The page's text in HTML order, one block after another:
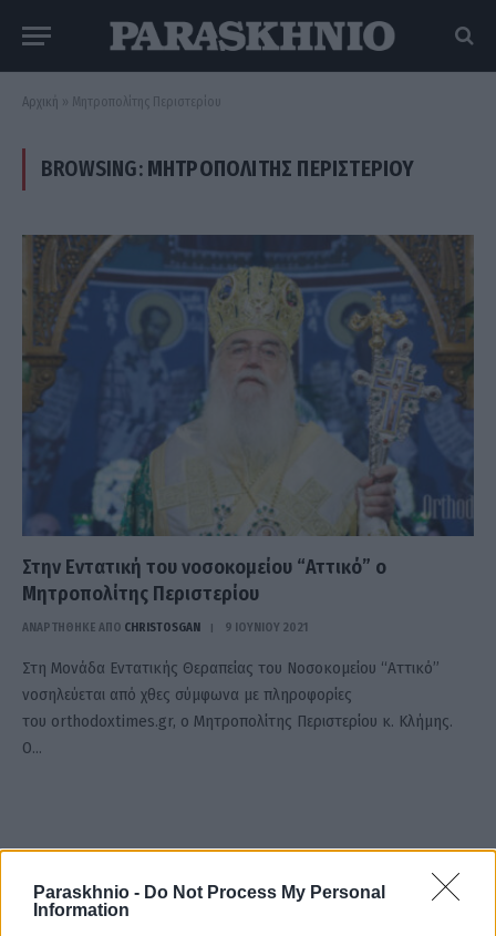
Paraskhnio - Do Not Process My Personal
Information
Αρχική » Μητροπολίτης Περιστερίου
BROWSING: ΜΗΤΡΟΠΟΛΊΤΗΣ ΠΕΡΙΣΤΕΡΊΟΥ
Στην Εντατική του νοσοκομείου “Αττικό” ο
Μητροπολίτης Περιστερίου
ΑΝΑΡΤΗΘΗΚΕ ΑΠΟ CHRISTOSGAN 9 ΙΟΥΝΊΟΥ 2021
Στη Μονάδα Εντατικής Θεραπείας του Νοσοκομείου “Αττικό”
νοσηλεύεται από χθες σύμφωνα με πληροφορίες
του orthodoxtimes.gr, ο Μητροπολίτης Περιστερίου κ. Κλήμης.
Ο…